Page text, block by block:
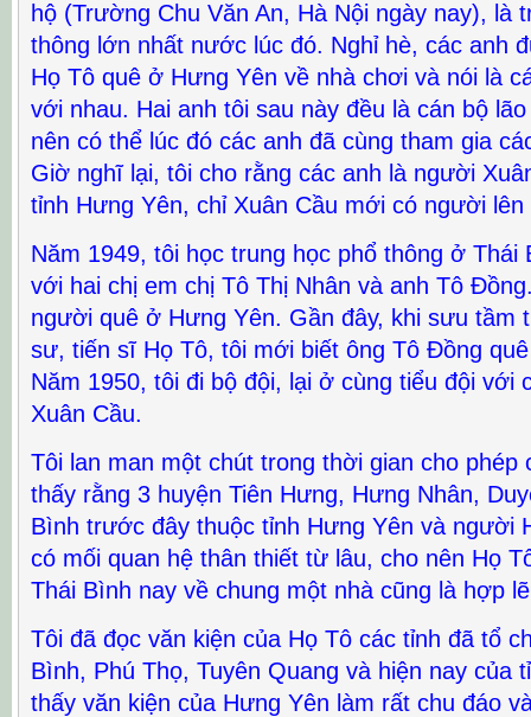
hộ (Trường Chu Văn An, Hà Nội ngày nay), là
thông lớn nhất nước lúc đó. Nghỉ hè, các anh
Họ Tô quê ở Hưng Yên về nhà chơi và nói là
với nhau. Hai anh tôi sau này đều là cán bộ
nên có thể lúc đó các anh đã cùng tham gia
Giờ nghĩ lại, tôi cho rằng các anh là người
tỉnh Hưng Yên, chỉ Xuân Cầu mới có người
Năm 1949, tôi học trung học phổ thông ở Thái
với hai chị em chị Tô Thị Nhân và anh Tô
người quê ở Hưng Yên. Gần đây, khi sưu tầm
sư, tiến sĩ Họ Tô, tôi mới biết ông Tô Đồng
Năm 1950, tôi đi bộ đội, lại ở cùng tiểu đội với
Xuân Cầu.
Tôi lan man một chút trong thời gian cho phép
thấy rằng 3 huyện Tiên Hưng, Hưng Nhân,
Bình trước đây thuộc tỉnh Hưng Yên và người
có mối quan hệ thân thiết từ lâu, cho nên Họ
Thái Bình nay về chung một nhà cũng là hợp
Tôi đã đọc văn kiện của Họ Tô các tỉnh đã tổ
Bình, Phú Thọ, Tuyên Quang và hiện nay của
thấy văn kiện của Hưng Yên làm rất chu đáo